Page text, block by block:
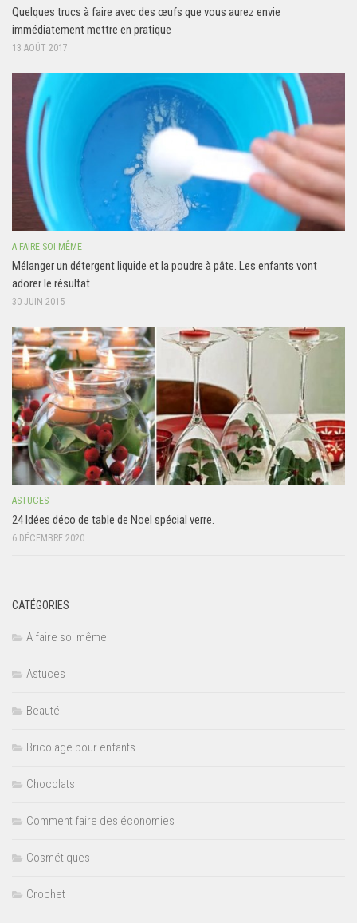
Quelques trucs à faire avec des œufs que vous aurez envie
immédiatement mettre en pratique
13 AOÛT 2017
A FAIRE SOI MÊME
Mélanger un détergent liquide et la poudre à pâte. Les enfants vont
adorer le résultat
30 JUIN 2015
ASTUCES
24 Idées déco de table de Noel spécial verre.
6 DÉCEMBRE 2020
CATÉGORIES
A faire soi même
Astuces
Beauté
Bricolage pour enfants
Chocolats
Comment faire des économies
Cosmétiques
Crochet